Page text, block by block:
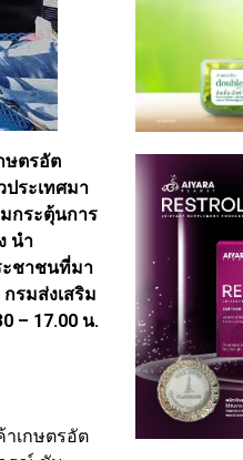
ษตรอัต
ระเทศมา
กระตุ้นการ
นำ
ชาชนที่มา
รมส่งเสริม
– 17.00 น.
าเกษตรอัต